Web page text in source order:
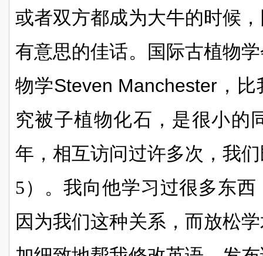
或者双方都成为大牛的时候
有意思的佳话。国际古植物
物学Steven Manchester ，
究被子植物化石，是很小的
年，相互访问过许多次，我
5）。我向他学习过很多东
因为我们这种关系，而放松